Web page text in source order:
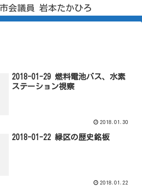
会議員 岩本たかひろ
2018-01-29 燃料電池バス、水素
ステーション視察
2018.01.30
2018-01-22 緑区の歴史銘板
2018.01.22